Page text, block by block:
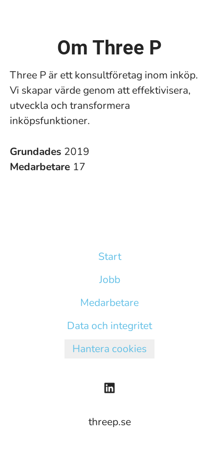
Om Three P
Three P är ett konsultföretag inom inköp.
Vi skapar värde genom att effektivisera,
utveckla och transformera
inköpsfunktioner.
Grundades 2019
Medarbetare 17
Start
Jobb
Medarbetare
Data och integritet
Hantera cookies
threep.se